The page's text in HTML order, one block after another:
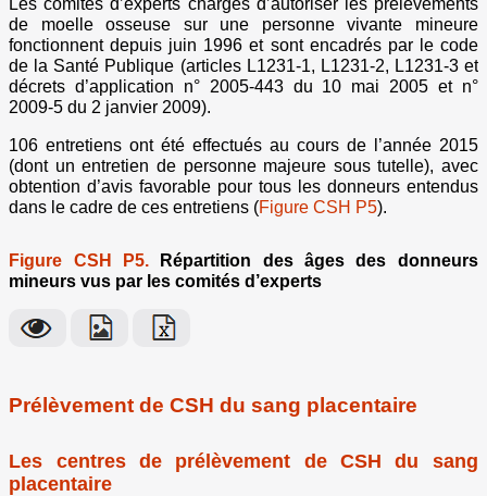
Les comités d’experts chargés d’autoriser les prélèvements
de moelle osseuse sur une personne vivante mineure
fonctionnent depuis juin 1996 et sont encadrés par le code
de la Santé Publique (articles L1231-1, L1231-2, L1231-3 et
décrets d’application n° 2005-443 du 10 mai 2005 et n°
2009-5 du 2 janvier 2009).
106 entretiens ont été effectués au cours de l’année 2015
(dont un entretien de personne majeure sous tutelle), avec
obtention d’avis favorable pour tous les donneurs entendus
dans le cadre de ces entretiens (Figure CSH P5).
Figure CSH P5.Répartition des âges des donneurs
mineurs vus par les comités d’experts
Prélèvement de CSH du sang placentaire
Les centres de prélèvement de CSH du sang
placentaire